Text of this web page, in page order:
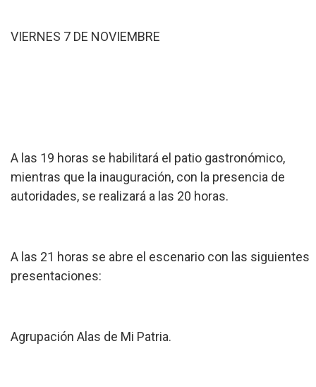
VIERNES 7 DE NOVIEMBRE
A las 19 horas se habilitará el patio gastronómico,
mientras que la inauguración, con la presencia de
autoridades, se realizará a las 20 horas.
A las 21 horas se abre el escenario con las siguientes
presentaciones:
Agrupación Alas de Mi Patria.